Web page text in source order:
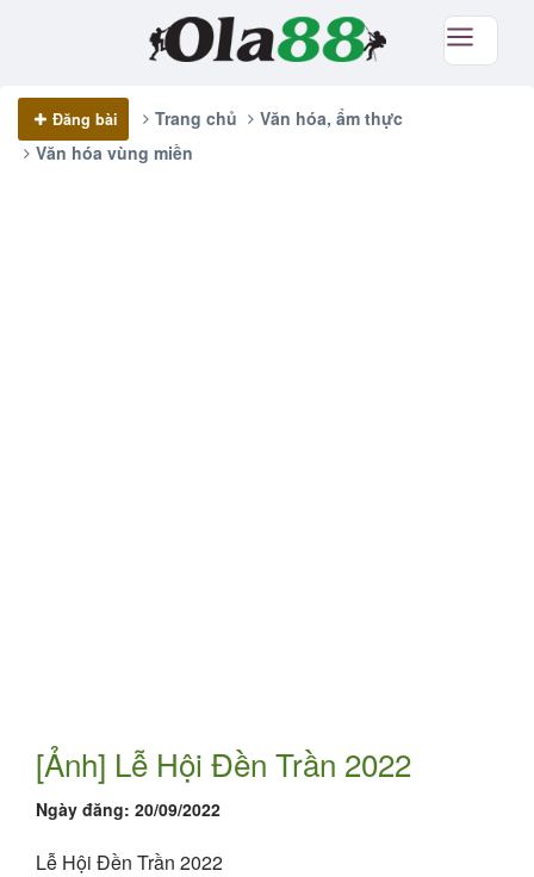
Đăng bài Trang chủ
Văn hóa, ẩm thực
Văn hóa vùng miền
[Ảnh] Lễ Hội Đền Trần 2022
Ngày đăng: 20/09/2022
Lễ Hội Đền Trần 2022